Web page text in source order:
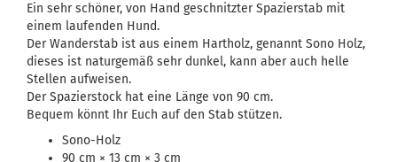
Ein sehr schöner, von Hand geschnitzter Spazierstab mit
einem laufenden Hund.
Der Wanderstab ist aus einem Hartholz, genannt Sono Holz,
dieses ist naturgemäß sehr dunkel, kann aber auch helle
Stellen aufweisen.
Der Spazierstock hat eine Länge von 90 cm.
Bequem könnt Ihr Euch auf den Stab stützen.
Sono-Holz
90 cm × 13 cm × 3 cm